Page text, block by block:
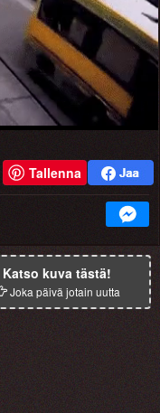
Tallenna
Katso kuva tästä!
Joka päivä jotain uutta